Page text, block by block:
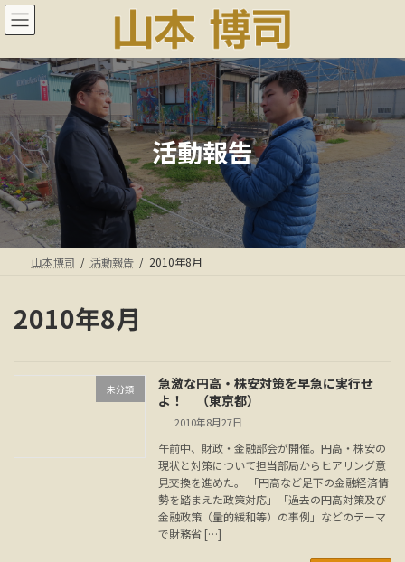
コ
ン
ン
ツ
へ
ス
キ
ッ
プ
ナ
ビ
ー
シ
ョ
ン
に
移
動
活動報告
山本博司 活動報告 2010年8月
2010年8月
未分類
急激な円高・株安対策を早急に実行せ
よ！ （東京都）
2010年8月27日
午前中、財政・金融部会が開催。円高・株安の
現状と対策について担当部局からヒアリング意
見交換を進めた。 「円高など足下の金融経済情
勢を踏まえた政策対応」「過去の円高対策及び
金融政策（量的緩和等）の事例」などのテーマ
で財務省 […]